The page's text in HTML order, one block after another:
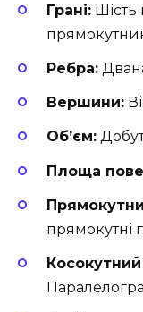
Грані: Шість
Ребра:
Вершини:
Об’єм:
Площа
прямокутні